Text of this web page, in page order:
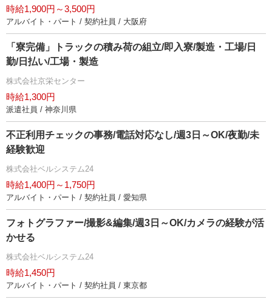
時給1,900円～3,500円
アルバイト・パート / 契約社員 / 大阪府
「寮完備」トラックの積み荷の組立/即入寮/製造・工場/日
勤/日払い/工場・製造
株式会社京栄センター
時給1,300円
派遣社員 / 神奈川県
不正利用チェックの事務/電話対応なし/週3日～OK/夜勤/未
経験歓迎
株式会社ベルシステム24
時給1,400円～1,750円
アルバイト・パート / 契約社員 / 愛知県
フォトグラファー/撮影&編集/週3日～OK/カメラの経験が活
かせる
株式会社ベルシステム24
時給1,450円
アルバイト・パート / 契約社員 / 東京都